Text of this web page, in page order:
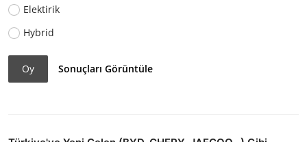
Elektirik
Hybrid
Oy Sonuçları Görüntüle